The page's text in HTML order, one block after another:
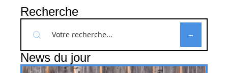
Recherche
News du jour